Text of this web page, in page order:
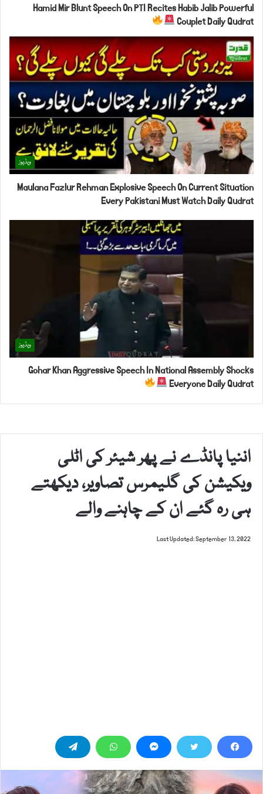
Hamid Mir Blunt Speech On PTI Recites Habib Jalib Powerful
Couplet Daily Qudrat
ویڈیوز
Maulana Fazlur Rehman Explosive Speech On Current Situation
Every Pakistani Must Watch Daily Qudrat
ویڈیوز
Gohar Khan Aggressive Speech In National Assembly Shocks
Everyone Daily Qudrat